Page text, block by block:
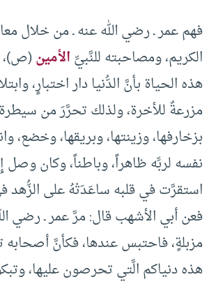
فهم عمر ـ رضي الله عنه ـ من خلال
الكريم، ومصاحبته للنَّبيِّالأمين(ص)،
هذه الحياة بأنَّ الدُّنيا دار اختبارٍ،
مزرعةٌ للأخرة، ولذلك تحرَّرَ من سيطرة
بزخارفها، وزينتها، وبريقها، وخضع،
نفسه لربِّه ظاهراً، وباطناً، وكان وصل
استقرَّت في قلبه ساعَدَتْهُ على الزُّهد
فعن أبي الأشهب قال: مرَّ عمر ـ رضي
مزبلةٍ، فاحتبس عندها، فكأنَّ أصحابه
هذه دنياكم الَّتي تحرصون عليها،